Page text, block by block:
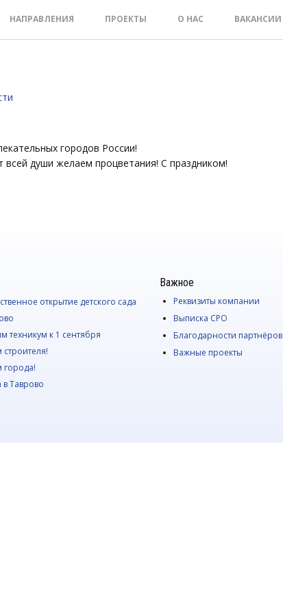
НАПРАВЛЕНИЯ ПРОЕКТЫ О НАС ВАКАНСИИ
городов России!
души желаем процветания! С праздником!
открытие детского сада
техникум к 1 сентября
города!
Таврово
Важное
Реквизиты компании
Выписка СРО
Благодарности партнёров
Важные проекты